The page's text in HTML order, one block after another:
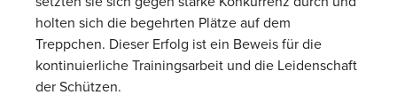
holten sich die begehrten Plätze auf dem
Treppchen. Dieser Erfolg ist ein Beweis für die
kontinuierliche Trainingsarbeit und die Leidenschaft
der Schützen.